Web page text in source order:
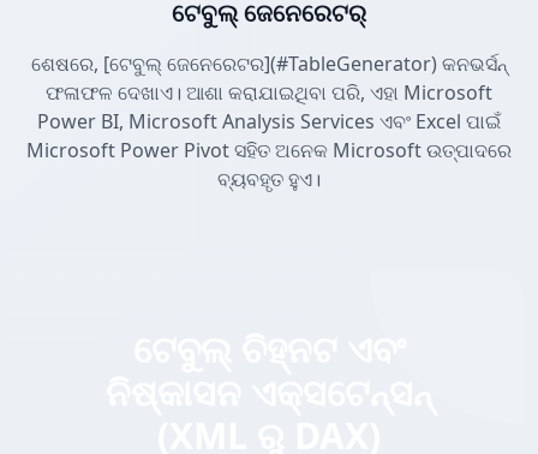
ଟେବୁଲ୍ ଜେନେରେଟର୍
ଶେଷରେ, [ଟେବୁଲ୍ ଜେନେରେଟର](#TableGenerator) କନଭର୍ସନ୍
ଫଳାଫଳ ଦେଖାଏ। ଆଶା କରାଯାଇଥିବା ପରି, ଏହା Microsoft
Power BI, Microsoft Analysis Services ଏବଂ Excel ପାଇଁ
Microsoft Power Pivot ସହିତ ଅନେକ Microsoft ଉତ୍ପାଦରେ
ବ୍ୟବହୃତ ହୁଏ।